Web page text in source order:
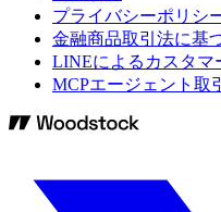
プライバシーポリシ
金融商品取引法に基
LINEによるカスタマ
MCPエージェント取